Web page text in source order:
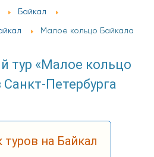
Байкал
Малое кольцо Байкала
тур «Малое кольцо
Санкт-Петербурга
туров на Байкал